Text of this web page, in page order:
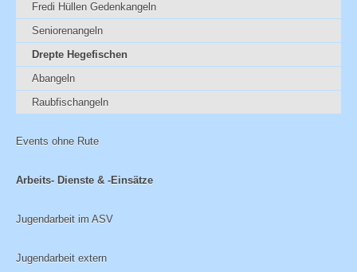
Fredi Hüllen Gedenkangeln
Seniorenangeln
Drepte Hegefischen
Abangeln
Raubfischangeln
Events ohne Rute
Arbeits- Dienste & -Einsätze
Jugendarbeit im ASV
Jugendarbeit extern